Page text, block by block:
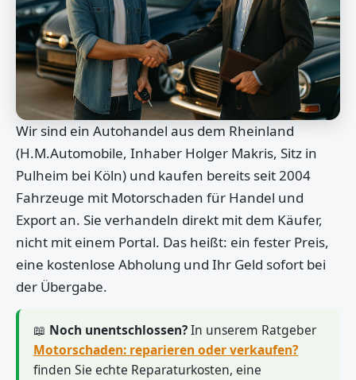
Wir sind ein Autohandel aus dem Rheinland
(H.M.Automobile, Inhaber Holger Makris, Sitz in
Pulheim bei Köln) und kaufen bereits seit 2004
Fahrzeuge mit Motorschaden für Handel und
Export an. Sie verhandeln direkt mit dem Käufer,
nicht mit einem Portal. Das heißt: ein fester Preis,
eine kostenlose Abholung und Ihr Geld sofort bei
der Übergabe.
📖 Noch unentschlossen?In unserem Ratgeber
Motorschaden: reparieren oder verkaufen?
finden Sie echte Reparaturkosten, eine